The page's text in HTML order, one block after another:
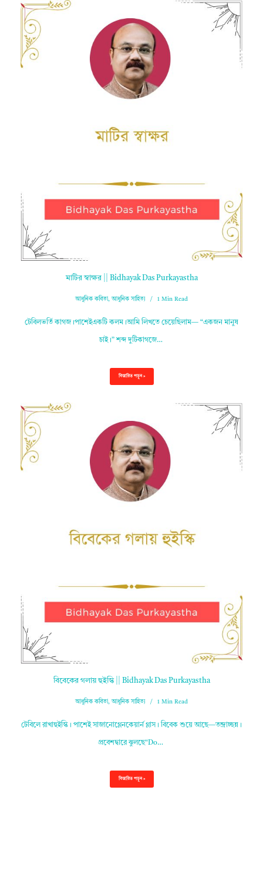
মাটির স্বাক্ষর || Bidhayak Das Purkayastha
আধুনিক কবিতা,আধুনিক সাহিত্য 1 Min Read
টেবিলভর্তি কাগজ।পাশেইএকটি কলম।আমি লিখতে চেয়েছিলাম— “একজন মানুষ
চাই।” শব্দ দুটিকাগজে…
বিস্তারিত পড়ুন »
বিবেকের গলায় হুইস্কি || Bidhayak Das Purkayastha
আধুনিক কবিতা,আধুনিক সাহিত্য 1 Min Read
টেবিলে রাখাহুইস্কি। পাশেই সাজানোগ্লেনকেয়ার্ন গ্লাস। বিবেক শুয়ে আছে—তন্দ্রাচ্ছন্ন।
প্রবেশদ্বারে ঝুলছে“Do…
বিস্তারিত পড়ুন »